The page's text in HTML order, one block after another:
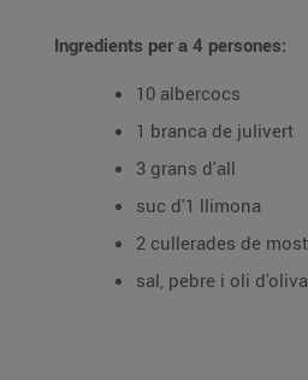
Ingredients per a 4 persones:
10 albercocs
1 branca de julivert
3 grans d'all
suc d'1 llimona
2 cullerades de
sal, pebre i oli